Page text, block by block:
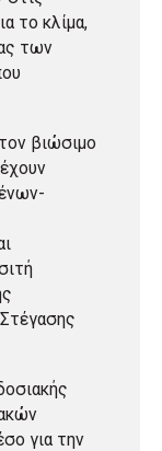
το κλίμα,
των
βιώσιμο
για την